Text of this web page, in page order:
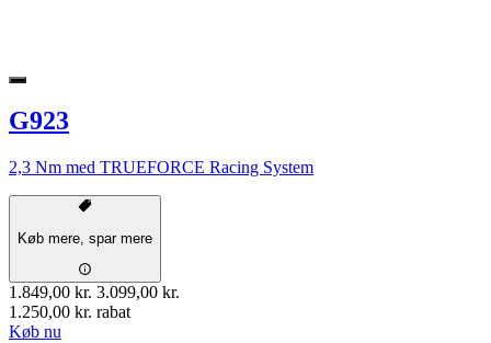
G923
2,3 Nm med TRUEFORCE Racing System
Køb mere, spar mere
1.849,00 kr. 3.099,00 kr.
1.250,00 kr. rabat
Køb nu